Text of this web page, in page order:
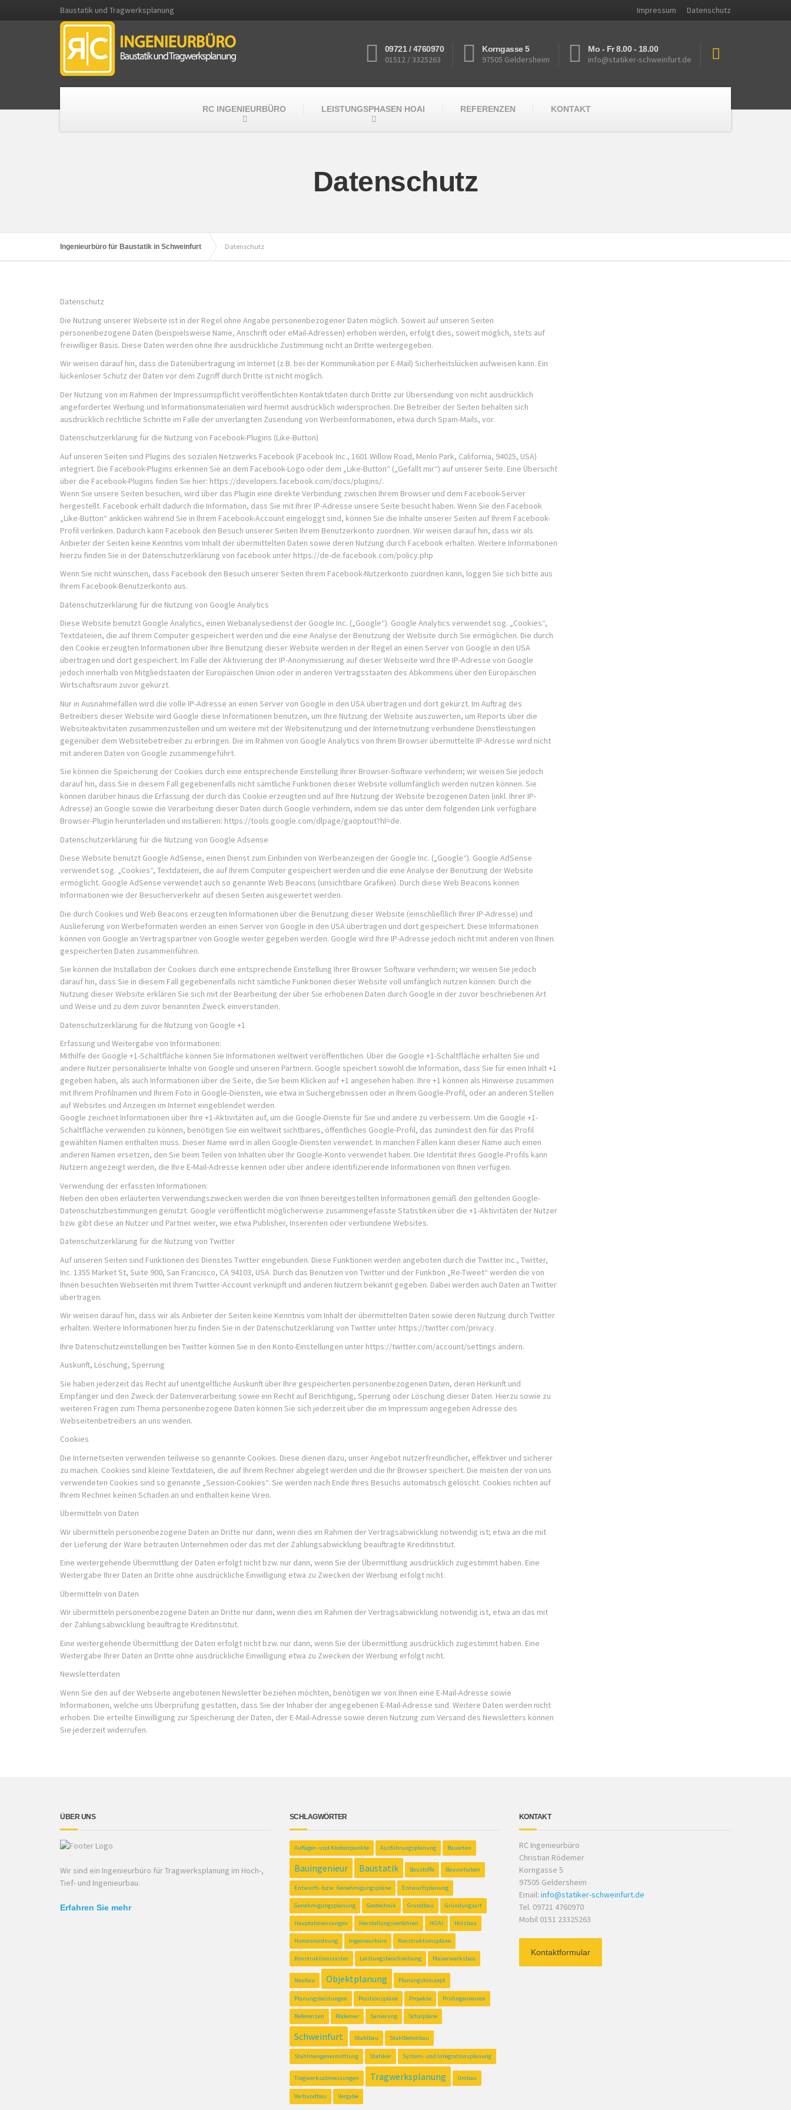
Baustatik und Tragwerksplanung Impressum Datenschutz
09721 / 4760970
01512 / 3325263
Korngasse 5
97505 Geldersheim
Mo - Fr 8.00 - 18.00
info@statiker-schweinfurt.de
RC INGENIEURBÜRO LEISTUNGSPHASEN HOAI REFERENZEN KONTAKT
Datenschutz
Ingenieurbüro für Baustatik in Schweinfurt Datenschutz
Datenschutz
Die Nutzung unserer Webseite ist in der Regel ohne Angabe personenbezogener Daten möglich. Soweit auf unseren Seiten
personenbezogene Daten (beispielsweise Name, Anschrift oder eMail-Adressen) erhoben werden, erfolgt dies, soweit möglich, stets auf
freiwilliger Basis. Diese Daten werden ohne Ihre ausdrückliche Zustimmung nicht an Dritte weitergegeben.
Wir weisen darauf hin, dass die Datenübertragung im Internet (z.B. bei der Kommunikation per E-Mail) Sicherheitslücken aufweisen kann. Ein
lückenloser Schutz der Daten vor dem Zugriff durch Dritte ist nicht möglich.
Der Nutzung von im Rahmen der Impressumspflicht veröffentlichten Kontaktdaten durch Dritte zur Übersendung von nicht ausdrücklich
angeforderter Werbung und Informationsmaterialien wird hiermit ausdrücklich widersprochen. Die Betreiber der Seiten behalten sich
ausdrücklich rechtliche Schritte im Falle der unverlangten Zusendung von Werbeinformationen, etwa durch Spam-Mails, vor.
Datenschutzerklärung für die Nutzung von Facebook-Plugins (Like-Button)
Auf unseren Seiten sind Plugins des sozialen Netzwerks Facebook (Facebook Inc., 1601 Willow Road, Menlo Park, California, 94025, USA)
integriert. Die Facebook-Plugins erkennen Sie an dem Facebook-Logo oder dem „Like-Button“ („Gefällt mir“) auf unserer Seite. Eine Übersicht
über die Facebook-Plugins finden Sie hier: https://developers.facebook.com/docs/plugins/.
Wenn Sie unsere Seiten besuchen, wird über das Plugin eine direkte Verbindung zwischen Ihrem Browser und dem Facebook-Server
hergestellt. Facebook erhält dadurch die Information, dass Sie mit Ihrer IP-Adresse unsere Seite besucht haben. Wenn Sie den Facebook
„Like-Button“ anklicken während Sie in Ihrem Facebook-Account eingeloggt sind, können Sie die Inhalte unserer Seiten auf Ihrem Facebook-
Profil verlinken. Dadurch kann Facebook den Besuch unserer Seiten Ihrem Benutzerkonto zuordnen. Wir weisen darauf hin, dass wir als
Anbieter der Seiten keine Kenntnis vom Inhalt der übermittelten Daten sowie deren Nutzung durch Facebook erhalten. Weitere Informationen
hierzu finden Sie in der Datenschutzerklärung von facebook unter https://de-de.facebook.com/policy.php
Wenn Sie nicht wünschen, dass Facebook den Besuch unserer Seiten Ihrem Facebook-Nutzerkonto zuordnen kann, loggen Sie sich bitte aus
Ihrem Facebook-Benutzerkonto aus.
Datenschutzerklärung für die Nutzung von Google Analytics
Diese Website benutzt Google Analytics, einen Webanalysedienst der Google Inc. („Google“). Google Analytics verwendet sog. „Cookies“,
Textdateien, die auf Ihrem Computer gespeichert werden und die eine Analyse der Benutzung der Website durch Sie ermöglichen. Die durch
den Cookie erzeugten Informationen über Ihre Benutzung dieser Website werden in der Regel an einen Server von Google in den USA
übertragen und dort gespeichert. Im Falle der Aktivierung der IP-Anonymisierung auf dieser Webseite wird Ihre IP-Adresse von Google
jedoch innerhalb von Mitgliedstaaten der Europäischen Union oder in anderen Vertragsstaaten des Abkommens über den Europäischen
Wirtschaftsraum zuvor gekürzt.
Nur in Ausnahmefällen wird die volle IP-Adresse an einen Server von Google in den USA übertragen und dort gekürzt. Im Auftrag des
Betreibers dieser Website wird Google diese Informationen benutzen, um Ihre Nutzung der Website auszuwerten, um Reports über die
Websiteaktivitäten zusammenzustellen und um weitere mit der Websitenutzung und der Internetnutzung verbundene Dienstleistungen
gegenüber dem Websitebetreiber zu erbringen. Die im Rahmen von Google Analytics von Ihrem Browser übermittelte IP-Adresse wird nicht
mit anderen Daten von Google zusammengeführt.
Sie können die Speicherung der Cookies durch eine entsprechende Einstellung Ihrer Browser-Software verhindern; wir weisen Sie jedoch
darauf hin, dass Sie in diesem Fall gegebenenfalls nicht sämtliche Funktionen dieser Website vollumfänglich werden nutzen können. Sie
können darüber hinaus die Erfassung der durch das Cookie erzeugten und auf Ihre Nutzung der Website bezogenen Daten (inkl. Ihrer IP-
Adresse) an Google sowie die Verarbeitung dieser Daten durch Google verhindern, indem sie das unter dem folgenden Link verfügbare
Browser-Plugin herunterladen und installieren: https://tools.google.com/dlpage/gaoptout?hl=de.
Datenschutzerklärung für die Nutzung von Google Adsense
Diese Website benutzt Google AdSense, einen Dienst zum Einbinden von Werbeanzeigen der Google Inc. („Google“). Google AdSense
verwendet sog. „Cookies“, Textdateien, die auf Ihrem Computer gespeichert werden und die eine Analyse der Benutzung der Website
ermöglicht. Google AdSense verwendet auch so genannte Web Beacons (unsichtbare Grafiken). Durch diese Web Beacons können
Informationen wie der Besucherverkehr auf diesen Seiten ausgewertet werden.
Die durch Cookies und Web Beacons erzeugten Informationen über die Benutzung dieser Website (einschließlich Ihrer IP-Adresse) und
Auslieferung von Werbeformaten werden an einen Server von Google in den USA übertragen und dort gespeichert. Diese Informationen
können von Google an Vertragspartner von Google weiter gegeben werden. Google wird Ihre IP-Adresse jedoch nicht mit anderen von Ihnen
gespeicherten Daten zusammenführen.
Sie können die Installation der Cookies durch eine entsprechende Einstellung Ihrer Browser Software verhindern; wir weisen Sie jedoch
darauf hin, dass Sie in diesem Fall gegebenenfalls nicht sämtliche Funktionen dieser Website voll umfänglich nutzen können. Durch die
Nutzung dieser Website erklären Sie sich mit der Bearbeitung der über Sie erhobenen Daten durch Google in der zuvor beschriebenen Art
und Weise und zu dem zuvor benannten Zweck einverstanden.
Datenschutzerklärung für die Nutzung von Google +1
Erfassung und Weitergabe von Informationen:
Mithilfe der Google +1-Schaltfläche können Sie Informationen weltweit veröffentlichen. Über die Google +1-Schaltfläche erhalten Sie und
andere Nutzer personalisierte Inhalte von Google und unseren Partnern. Google speichert sowohl die Information, dass Sie für einen Inhalt +1
gegeben haben, als auch Informationen über die Seite, die Sie beim Klicken auf +1 angesehen haben. Ihre +1 können als Hinweise zusammen
mit Ihrem Profilnamen und Ihrem Foto in Google-Diensten, wie etwa in Suchergebnissen oder in Ihrem Google-Profil, oder an anderen Stellen
auf Websites und Anzeigen im Internet eingeblendet werden.
Google zeichnet Informationen über Ihre +1-Aktivitäten auf, um die Google-Dienste für Sie und andere zu verbessern. Um die Google +1-
Schaltfläche verwenden zu können, benötigen Sie ein weltweit sichtbares, öffentliches Google-Profil, das zumindest den für das Profil
gewählten Namen enthalten muss. Dieser Name wird in allen Google-Diensten verwendet. In manchen Fällen kann dieser Name auch einen
anderen Namen ersetzen, den Sie beim Teilen von Inhalten über Ihr Google-Konto verwendet haben. Die Identität Ihres Google-Profils kann
Nutzern angezeigt werden, die Ihre E-Mail-Adresse kennen oder über andere identifizierende Informationen von Ihnen verfügen.
Verwendung der erfassten Informationen:
Neben den oben erläuterten Verwendungszwecken werden die von Ihnen bereitgestellten Informationen gemäß den geltenden Google-
Datenschutzbestimmungen genutzt. Google veröffentlicht möglicherweise zusammengefasste Statistiken über die +1-Aktivitäten der Nutzer
bzw. gibt diese an Nutzer und Partner weiter, wie etwa Publisher, Inserenten oder verbundene Websites.
Datenschutzerklärung für die Nutzung von Twitter
Auf unseren Seiten sind Funktionen des Dienstes Twitter eingebunden. Diese Funktionen werden angeboten durch die Twitter Inc., Twitter,
Inc. 1355 Market St, Suite 900, San Francisco, CA 94103, USA. Durch das Benutzen von Twitter und der Funktion „Re-Tweet“ werden die von
Ihnen besuchten Webseiten mit Ihrem Twitter-Account verknüpft und anderen Nutzern bekannt gegeben. Dabei werden auch Daten an Twitter
übertragen.
Wir weisen darauf hin, dass wir als Anbieter der Seiten keine Kenntnis vom Inhalt der übermittelten Daten sowie deren Nutzung durch Twitter
erhalten. Weitere Informationen hierzu finden Sie in der Datenschutzerklärung von Twitter unter https://twitter.com/privacy.
Ihre Datenschutzeinstellungen bei Twitter können Sie in den Konto-Einstellungen unter https://twitter.com/account/settings ändern.
Auskunft, Löschung, Sperrung
Sie haben jederzeit das Recht auf unentgeltliche Auskunft über Ihre gespeicherten personenbezogenen Daten, deren Herkunft und
Empfänger und den Zweck der Datenverarbeitung sowie ein Recht auf Berichtigung, Sperrung oder Löschung dieser Daten. Hierzu sowie zu
weiteren Fragen zum Thema personenbezogene Daten können Sie sich jederzeit über die im Impressum angegeben Adresse des
Webseitenbetreibers an uns wenden.
Cookies
Die Internetseiten verwenden teilweise so genannte Cookies. Diese dienen dazu, unser Angebot nutzerfreundlicher, effektiver und sicherer
zu machen. Cookies sind kleine Textdateien, die auf Ihrem Rechner abgelegt werden und die Ihr Browser speichert. Die meisten der von uns
verwendeten Cookies sind so genannte „Session-Cookies“. Sie werden nach Ende Ihres Besuchs automatisch gelöscht. Cookies richten auf
Ihrem Rechner keinen Schaden an und enthalten keine Viren.
Übermitteln von Daten
Wir übermitteln personenbezogene Daten an Dritte nur dann, wenn dies im Rahmen der Vertragsabwicklung notwendig ist; etwa an die mit
der Lieferung der Ware betrauten Unternehmen oder das mit der Zahlungsabwicklung beauftragte Kreditinstitut.
Eine weitergehende Übermittlung der Daten erfolgt nicht bzw. nur dann, wenn Sie der Übermittlung ausdrücklich zugestimmt haben. Eine
Weitergabe Ihrer Daten an Dritte ohne ausdrückliche Einwilligung etwa zu Zwecken der Werbung erfolgt nicht.
Übermitteln von Daten
Wir übermitteln personenbezogene Daten an Dritte nur dann, wenn dies im Rahmen der Vertragsabwicklung notwendig ist, etwa an das mit
der Zahlungsabwicklung beauftragte Kreditinstitut.
Eine weitergehende Übermittlung der Daten erfolgt nicht bzw. nur dann, wenn Sie der Übermittlung ausdrücklich zugestimmt haben. Eine
Weitergabe Ihrer Daten an Dritte ohne ausdrückliche Einwilligung etwa zu Zwecken der Werbung erfolgt nicht.
Newsletterdaten
Wenn Sie den auf der Webseite angebotenen Newsletter beziehen möchten, benötigen wir von Ihnen eine E-Mail-Adresse sowie
Informationen, welche uns Überprüfung gestatten, dass Sie der Inhaber der angegebenen E-Mail-Adresse sind. Weitere Daten werden nicht
erhoben. Die erteilte Einwilligung zur Speicherung der Daten, der E-Mail-Adresse sowie deren Nutzung zum Versand des Newsletters können
Sie jederzeit widerrufen.
ÜBER UNS
Wir sind ein Ingenieurbüro für Tragwerksplanung im Hoch-,
Tief- und Ingenieurbau.
Erfahren Sie mehr
SCHLAGWÖRTER
Auflager- und Knotenpunkte Ausführungsplanung Bauarten
Bauingenieur Baustatik Baustoffe Bauvorhaben
Entwurfs- bzw. Genehmigungspläne Entwurfsplanung
Genehmigungsplanung Geotechnik Grundbau Gründungsart
Hauptabmessungen Herstellungsverfahren HOAI Holzbau
Honorarordnung Ingenieurbüro Konstruktionspläne
Konstruktionsraster Leistungsbeschreibung Mauerwerksbau
Neubau Objektplanung Planungskonzept
Planungsleistungen Positionspläne Projekte Prüfingenieuren
Referenzen Rödemer Sanierung Schalpläne
Schweinfurt Stahlbau Stahlbetonbau
Stahlmengenermittlung Statiker System- und Integrationsplanung
Tragwerksabmessungen Tragwerksplanung Umbau
Verbundbau Vergabe
KONTAKT
RC Ingenieurbüro
Christian Rödemer
Korngasse 5
97505 Geldersheim
Email: info@statiker-schweinfurt.de
Tel. 09721 4760970
Mobil 0151 23325263
Kontaktformular